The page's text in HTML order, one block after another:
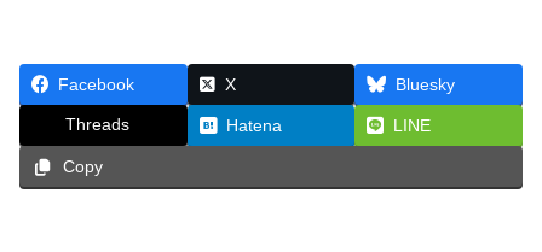
Facebook X Bluesky
Threads Hatena LINE
Copy